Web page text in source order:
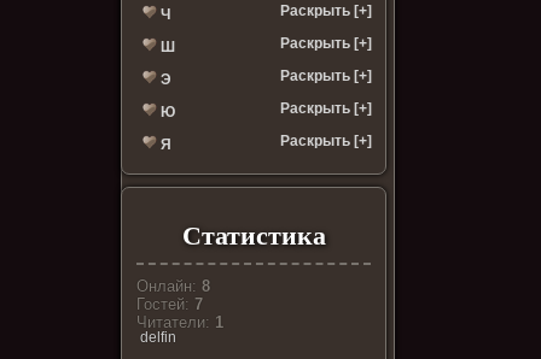
Ч Раскрыть [+]
Ш Раскрыть [+]
Э Раскрыть [+]
Ю Раскрыть [+]
Я Раскрыть [+]
Статистика
Онлайн:8
Гостей: 7
Читатели: 1
delfin